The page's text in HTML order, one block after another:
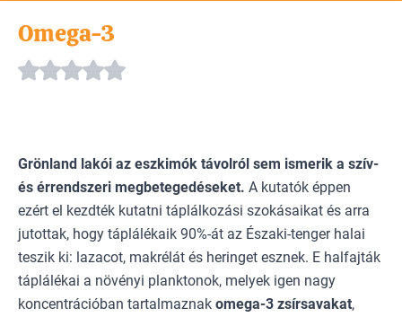
Omega-3
Grönland lakói az eszkimók távolról sem ismerik a szív-
és érrendszeri megbetegedéseket. A kutatók éppen
ezért el kezdték kutatni táplálkozási szokásaikat és arra
jutottak, hogy táplálékaik 90%-át az Északi-tenger halai
teszik ki: lazacot, makrélát és heringet esznek. E halfajták
táplálékai a növényi planktonok, melyek igen nagy
koncentrációban tartalmaznak omega-3 zsírsavakat,